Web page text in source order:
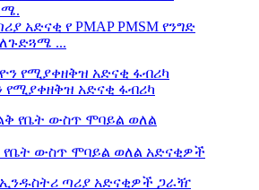
አድናቂ የ PMAP PMSM የንግድ
...
የሚያቀዘቅዝ አድናቂ ፋብሪካ
የቤት ውስጥ ሞባይል ወለል አድናቂዎች